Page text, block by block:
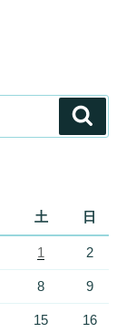
土 日
1 2
8 9
15 16